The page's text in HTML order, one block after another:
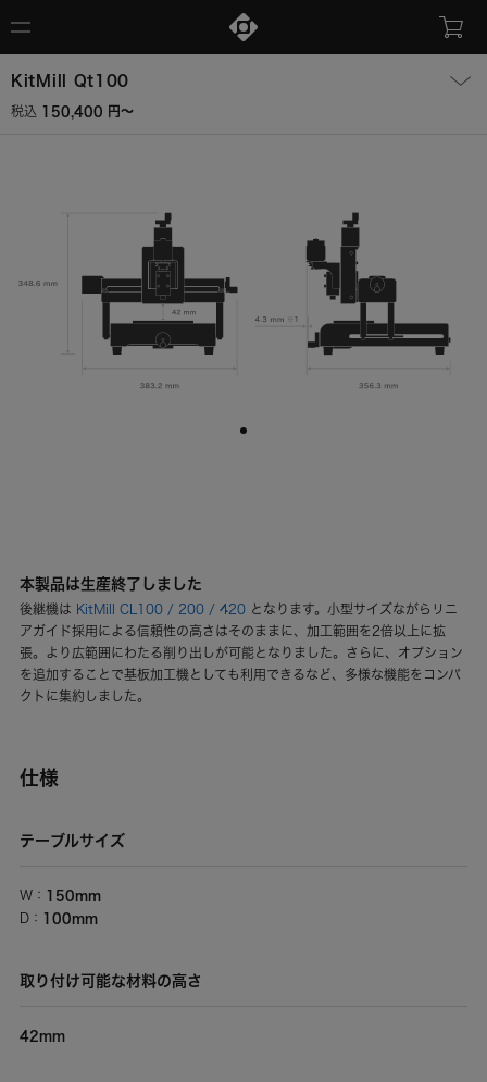
KitMill Qt100
税込 150,400 円〜
本製品は生産終了しました
後継機は KitMill CL100 / 200 / 420 となります。小型サイズながらリニ
アガイド採用による信頼性の高さはそのままに、加工範囲を2倍以上に拡
張。より広範囲にわたる削り出しが可能となりました。さらに、オプション
を追加することで基板加工機としても利用できるなど、多様な機能をコンパ
クトに集約しました。
仕様
テーブルサイズ
W： 150mm
D： 100mm
取り付け可能な材料の高さ
42mm